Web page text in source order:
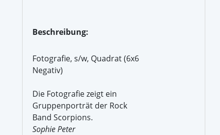
Beschreibung:
Fotografie, s/w, Quadrat (6x6
Negativ)
Die Fotografie zeigt ein
Gruppenporträt der Rock
Band Scorpions.
Sophie Peter